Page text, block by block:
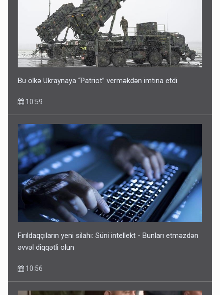
Bu ölkə Ukraynaya “Patriot” verməkdən imtina etdi
10:59
Fırıldaqçıların yeni silahı: Süni intellekt - Bunları etməzdən
əvvəl diqqətli olun
10:56